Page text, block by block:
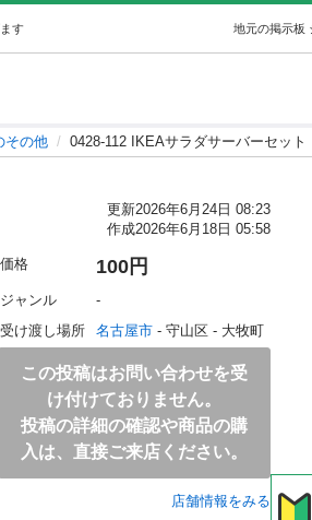
す 地元の掲示板
その他 0428-112 IKEAサラダサーバーセット
更新2026年6月24日 08:23
作成2026年6月18日 05:58
価格 100円
ジャンル
-
受け渡し場所
名古屋市 - 守山区 - 大牧町
この投稿はお問い合わせを受
け付けておりません。
投稿の詳細の確認や商品の購
入は、直接ご来店ください。
店舗情報をみる